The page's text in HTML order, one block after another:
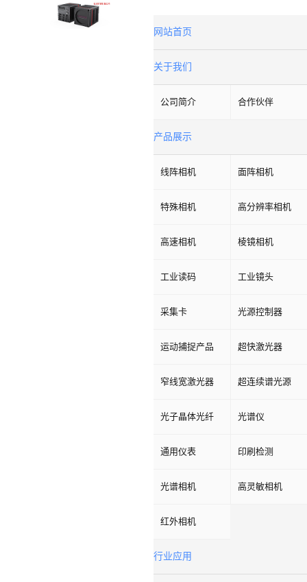
网站首页
关于我们
公司简介 合作伙伴
产品展示
线阵相机 面阵相机
特殊相机 高分辨率相机
高速相机 棱镜相机
工业读码 工业镜头
采集卡 光源控制器
运动捕捉产品 超快激光器
窄线宽激光器 超连续谱光源
光子晶体光纤 光谱仪
通用仪表 印刷检测
光谱相机 高灵敏相机
红外相机
行业应用